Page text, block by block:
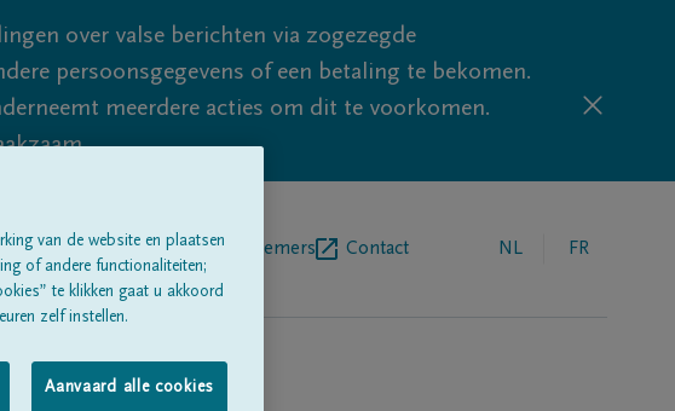
over valse berichten via zogezegde
persoonsgegevens of een betaling te bekomen.
meerdere acties om dit te voorkomen.
Over onsBegrafenisondernemers Contact NL FR
van de website en plaatsen
of andere functionaliteiten;
te klikken gaat u akkoord
zelf instellen.
Aanvaard alle cookies